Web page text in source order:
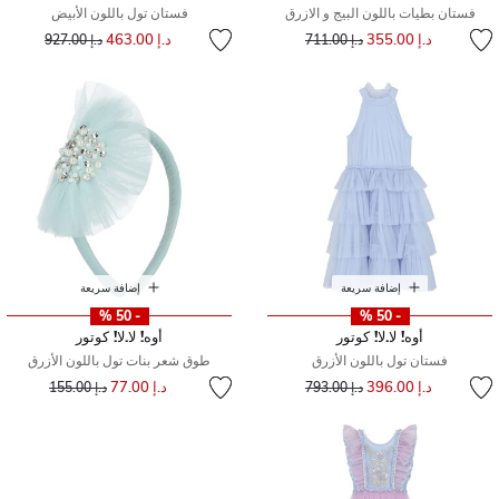
فستان بطيات باللون البيج و الازرق
د.إ 355.00 سعر مخفض مند.إ 711.00
فستان تول باللون الأبيض
د.إ 463.00 سعر مخفض من
د.إ 927.00 إلى
إضافة سريعة
- 50 %
أوه! لا.لا! كوتور
فستان تول باللون الأزرق
د.إ 396.00 سعر مخفض مند.إ 793.00
إضافة سريعة
- 50 %
أوه! لا.لا! كوتور
طوق شعر بنات تول باللون الأزرق
د.إ 77.00 سعر مخفض من
د.إ 155.00 إلى